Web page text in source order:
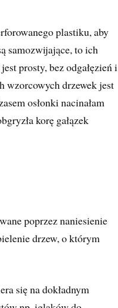
plastiku, aby
samozwijające, to ich
prosty, bez odgałęzień i
wzorcowych drzewek jest
osłonki nacinałam
korę gałązek
poprzez naniesienie
drzew, o którym
się na dokładnym